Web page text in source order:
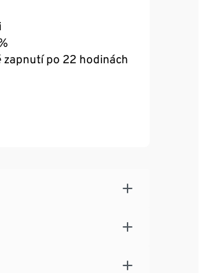
zapnutí po 22 hodinách